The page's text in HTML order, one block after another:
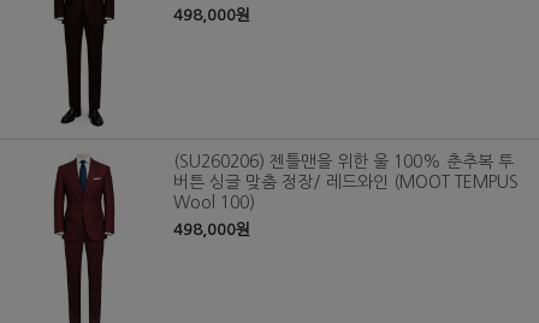
498,000원
(SU260206) 젠틀맨을 위한 울 100% 춘추복 투
버튼 싱글 맞춤 정장/ 레드와인 (MOOT TEMPUS
Wool 100)
498,000원